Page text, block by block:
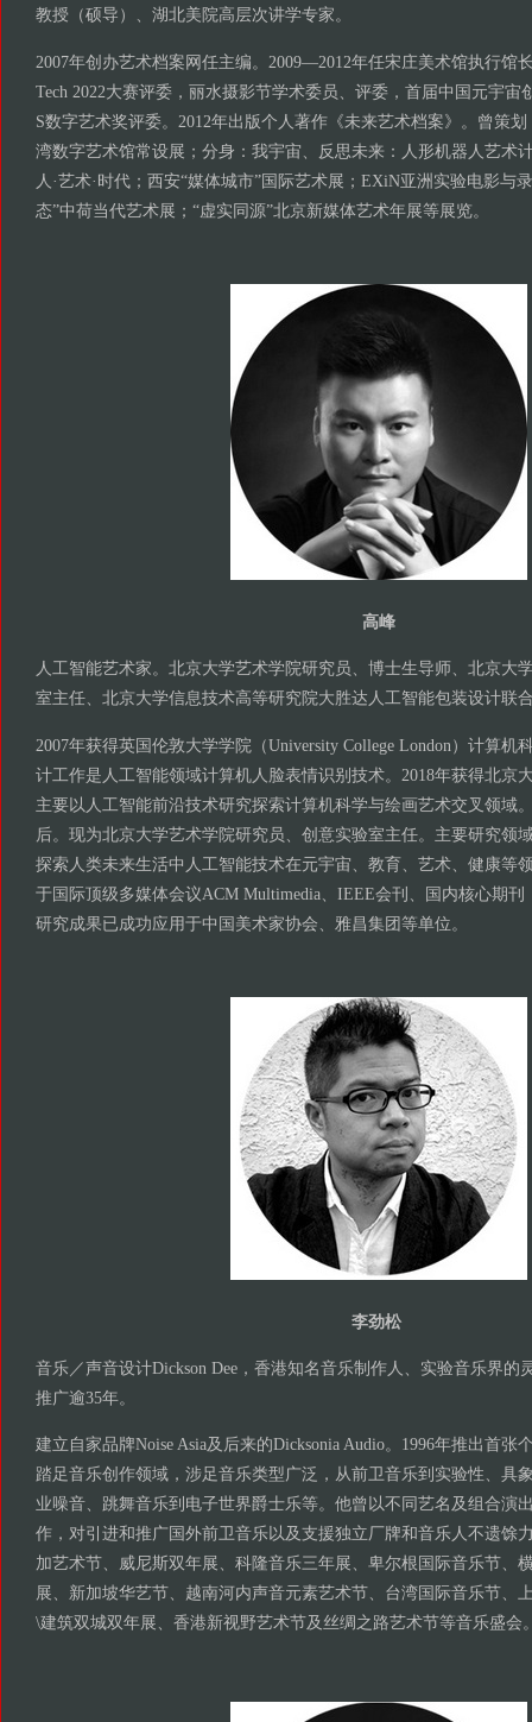
教授（硕导）、湖北美院高层次讲学专家。
2007年创办艺术档案网任主编。2009—2012年任宋庄美术馆执行馆
Tech 2022大赛评委，丽水摄影节学术委员、评委，首届中国元宇宙
S数字艺术奖评委。2012年出版个人著作《未来艺术档案》。曾策
湾数字艺术馆常设展；分身：我宇宙、反思未来：人形机器人艺术
人·艺术·时代；西安“媒体城市”国际艺术展；EXiN亚洲实验电影与
态”中荷当代艺术展；“虚实同源”北京新媒体艺术年展等展览。
高峰
人工智能艺术家。北京大学艺术学院研究员、博士生导师、北京大
室主任、北京大学信息技术高等研究院大胜达人工智能包装设计联
2007年获得英国伦敦大学学院（University College London）计算机
计工作是人工智能领域计算机人脸表情识别技术。2018年获得北京
主要以人工智能前沿技术研究探索计算机科学与绘画艺术交叉领域
后。现为北京大学艺术学院研究员、创意实验室主任。主要研究领
探索人类未来生活中人工智能技术在元宇宙、教育、艺术、健康等
于国际顶级多媒体会议ACM Multimedia、IEEE会刊、国内核心期
研究成果已成功应用于中国美术家协会、雅昌集团等单位。
李劲松
音乐／声音设计Dickson Dee，香港知名音乐制作人、实验音乐界的
推广逾35年。
建立自家品牌Noise Asia及后来的Dicksonia Audio。1996年推出首张
踏足音乐创作领域，涉足音乐类型广泛，从前卫音乐到实验性、具
业噪音、跳舞音乐到电子世界爵士乐等。他曾以不同艺名及组合演
作，对引进和推广国外前卫音乐以及支援独立厂牌和音乐人不遗馀
加艺术节、威尼斯双年展、科隆音乐三年展、卑尔根国际音乐节、
展、新加坡华艺节、越南河内声音元素艺术节、台湾国际音乐节、
\建筑双城双年展、香港新视野艺术节及丝绸之路艺术节等音乐盛会